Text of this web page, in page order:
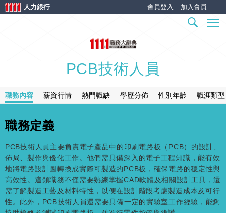
會員登入 加入會員
人力銀行
PCB技術人員
職務內容 薪資行情 熱門職缺 學歷分佈 性別年齡 職涯類型
職務定義
PCB技術人員主要負責電子產品中的印刷電路板（PCB）的設計、
佈局、製作與優化工作。他們需具備深入的電子工程知識，能有效
地將電路設計圖轉換成實際可製造的PCB板，確保電路的穩定性與
高效性。這類職務不僅需要熟練掌握CAD軟體及相關設計工具，還
需了解製造工藝及材料特性，以便在設計階段考慮製造成本及可行
性。此外，PCB技術人員還需要具備一定的實驗室工作經驗，能夠